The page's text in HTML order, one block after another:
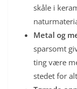
skåle i
Metal og
sparsomt
ting være
stedet for